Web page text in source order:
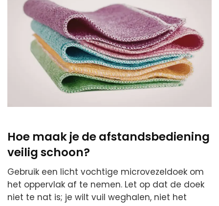
Hoe maak je de afstandsbediening
veilig schoon?
Gebruik een licht vochtige microvezeldoek om
het oppervlak af te nemen. Let op dat de doek
niet te nat is; je wilt vuil weghalen, niet het